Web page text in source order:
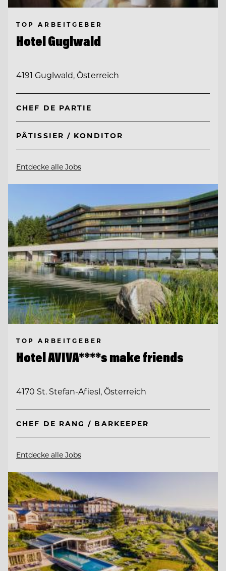
TOP ARBEITGEBER
Hotel Guglwald
4191 Guglwald, Österreich
CHEF DE PARTIE
PÂTISSIER / KONDITOR
Entdecke alle Jobs
TOP ARBEITGEBER
Hotel AVIVA****s make friends
4170 St. Stefan-Afiesl, Österreich
CHEF DE RANG / BARKEEPER
Entdecke alle Jobs